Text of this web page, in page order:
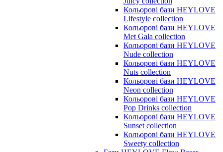
Кольорові бази HEYLOVE
Lifestyle collection
Кольорові бази HEYLOVE
Met Gala collection
Кольорові бази HEYLOVE
Nude collection
Кольорові бази HEYLOVE
Nuts collection
Кольорові бази HEYLOVE
Neon collection
Кольорові бази HEYLOVE
Pop Drinks collection
Кольорові бази HEYLOVE
Sunset collection
Кольорові бази HEYLOVE
Sweety collection